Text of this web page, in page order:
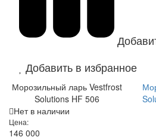
Добавить в избранное
Морозильный ларь Vestfrost
Solutions HF 506
Нет в наличии
Цена:
146 000